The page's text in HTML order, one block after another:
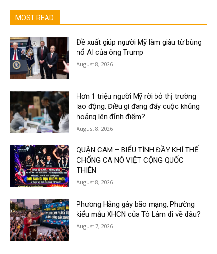
MOST READ
Đề xuất giúp người Mỹ làm giàu từ bùng
nổ AI của ông Trump
August 8, 2026
Hơn 1 triệu người Mỹ rời bỏ thị trường
lao động: Điều gì đang đẩy cuộc khủng
hoảng lên đỉnh điểm?
August 8, 2026
QUẬN CAM – BIỂU TÌNH ĐẦY KHÍ THẾ
CHỐNG CA NÔ VIỆT CỘNG QUỐC
THIÊN
August 8, 2026
Phương Hằng gây bão mạng, Phường
kiểu mẫu XHCN của Tô Lâm đi về đâu?
August 7, 2026